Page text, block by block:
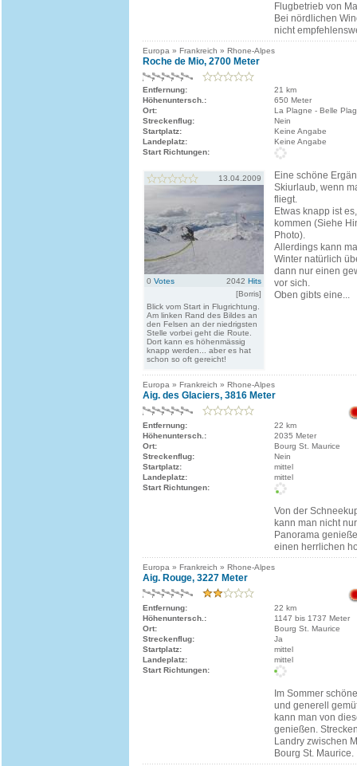
Flugbetrieb von
Bei nördlichen
nicht
Europa » Frankreich » Rhone-Alpes
Roche de Mio, 2700 Meter
Entfernung:
21 km
Höhenuntersch.:
650 Meter
Ort:
La Plagne - Belle
Streckenflug:
Nein
Startplatz:
Keine Angabe
Landeplatz:
Keine Angabe
Start Richtungen:
13.04.2009
0 Votes 2042 Hits
[Borris]
Blick vom Start in Flugrichtung.
Am linken Rand des Bildes an
den Felsen an der niedrigsten
Stelle vorbei geht die Route.
Dort kann es höhenmässig
knapp werden... aber es hat
schon so oft gereicht!
Eine schöne
Skiurlaub, wenn
fliegt.
Etwas knapp ist
kommen (Siehe
Photo).
Allerdings kann
Winter natürlich
dann nur einen
vor sich.
Oben gibts eine...
Europa » Frankreich » Rhone-Alpes
Aig. des Glaciers, 3816 Meter
Entfernung:
22 km
Höhenuntersch.:
2035 Meter
Ort:
Bourg St. Maurice
Streckenflug:
Nein
Startplatz:
mittel
Landeplatz:
mittel
Start Richtungen:
Von der
kann man nicht
Panorama
einen herrlichen
Europa » Frankreich » Rhone-Alpes
Aig. Rouge, 3227 Meter
Entfernung:
22 km
Höhenuntersch.:
1147 bis 1737 Meter
Ort:
Bourg St. Maurice
Streckenflug:
Ja
Startplatz:
mittel
Landeplatz:
mittel
Start Richtungen:
Im Sommer
und generell
kann man von
genießen.
Landry zwischen
Bourg St. Maurice.